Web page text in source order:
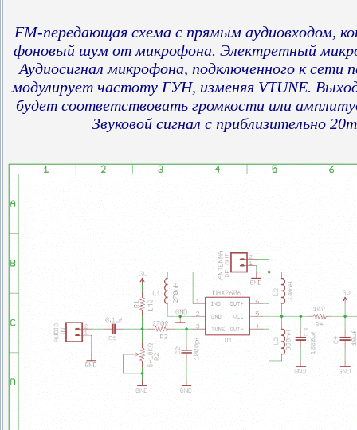
FM-передающая схема с прямым аудиовходом,
фоновый шум от микрофона. Электретный
Аудиосигнал микрофона, подключенного к сети
модулирует частоту ГУН, изменяя VTUNE.
будет соответствовать громкости или
Звуковой сигнал с приблизительно